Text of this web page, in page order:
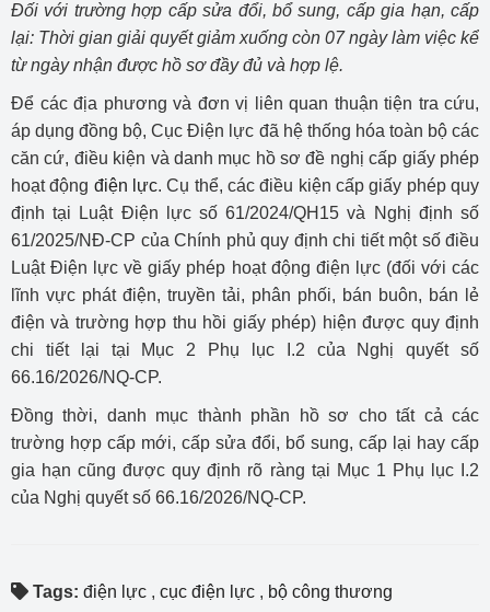
Đối với trường hợp cấp sửa đổi, bổ sung, cấp gia hạn, cấp
lại: Thời gian giải quyết giảm xuống còn 07 ngày làm việc kể
từ ngày nhận được hồ sơ đầy đủ và hợp lệ.
Để các địa phương và đơn vị liên quan thuận tiện tra cứu,
áp dụng đồng bộ, Cục Điện lực đã hệ thống hóa toàn bộ các
căn cứ, điều kiện và danh mục hồ sơ đề nghị cấp giấy phép
hoạt động điện lực. Cụ thể, các điều kiện cấp giấy phép quy
định tại Luật Điện lực số 61/2024/QH15 và Nghị định số
61/2025/NĐ-CP của Chính phủ quy định chi tiết một số điều
Luật Điện lực về giấy phép hoạt động điện lực (đối với các
lĩnh vực phát điện, truyền tải, phân phối, bán buôn, bán lẻ
điện và trường hợp thu hồi giấy phép) hiện được quy định
chi tiết lại tại Mục 2 Phụ lục I.2 của Nghị quyết số
66.16/2026/NQ-CP.
Đồng thời, danh mục thành phần hồ sơ cho tất cả các
trường hợp cấp mới, cấp sửa đổi, bổ sung, cấp lại hay cấp
gia hạn cũng được quy định rõ ràng tại Mục 1 Phụ lục I.2
của Nghị quyết số 66.16/2026/NQ-CP.
Tags: điện lực , cục điện lực , bộ công thương